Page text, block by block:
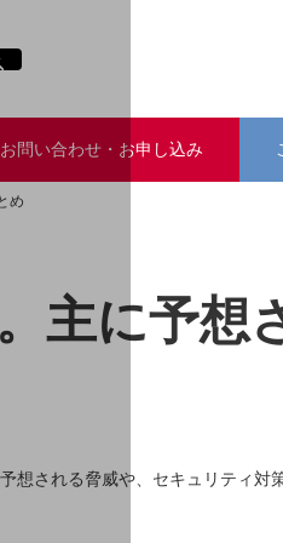
お問い合わせ・お申し込み
め
主に予想
想される脅威や、セキュリティ対